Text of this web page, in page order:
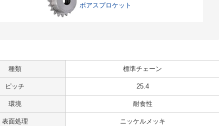
ボアスプロケット
種類 標準チェーン
ピッチ 25.4
環境 耐食性
表面処理 ニッケルメッキ